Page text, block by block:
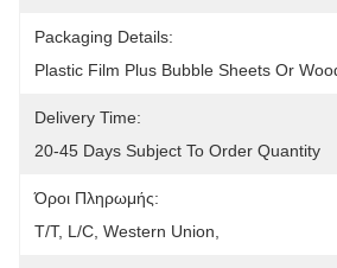
Packaging Details:
Plastic Film Plus Bubble Sheets Or
Delivery Time:
20-45 Days Subject To Order Quantity
Όροι Πληρωμής:
T/T, L/C, Western Union,